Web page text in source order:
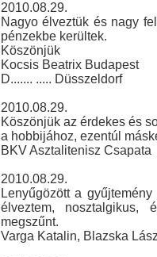
2010.08.29.
Nagyo élveztük és nagy
pénzekbe kerültek.
Köszönjük
Kocsis Beatrix Budapest
D....... ..... Düsszeldorf
2010.08.29.
Köszönjük az érdekes és
a hobbijához, ezentúl
BKV Asztalitenisz Csapata
2010.08.29.
Lenyűgözött a
élveztem,
megszűnt.
Varga Katalin, Blazska